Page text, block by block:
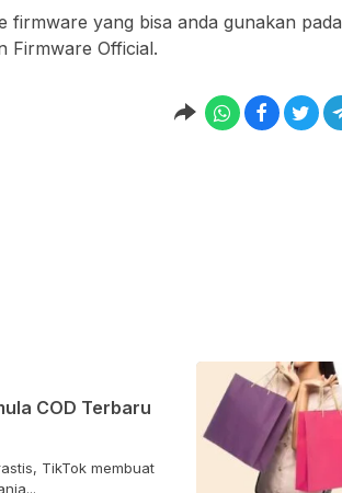
yang bisa anda gunakan pada
Firmware Official.
COD Terbaru
TikTok membuat